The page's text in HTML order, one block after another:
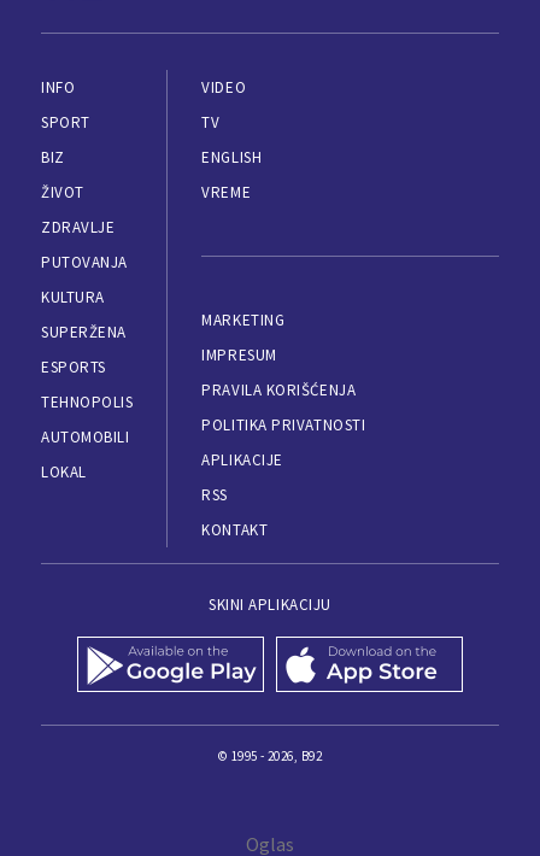
INFO
SPORT
BIZ
ŽIVOT
ZDRAVLJE
PUTOVANJA
KULTURA
SUPERŽENA
ESPORTS
TEHNOPOLIS
AUTOMOBILI
LOKAL
VIDEO
TV
ENGLISH
VREME
MARKETING
IMPRESUM
PRAVILA KORIŠĆENJA
POLITIKA PRIVATNOSTI
APLIKACIJE
RSS
KONTAKT
SKINI APLIKACIJU
© 1995 - 2026, B92